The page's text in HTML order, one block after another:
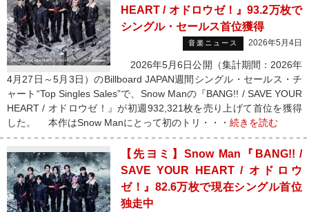
HEART / オドロウゼ！』93.2万枚で
シングル・セールス首位獲得
音楽ニュース 2026年5月4日
2026年5月6日公開（集計期間：2026年
4月27日～5月3日）のBillboard JAPAN週間シングル・セールス・チ
ャート“Top Singles Sales”で、Snow Manの『BANG!! / SAVE YOUR
HEART / オドロウゼ！』が初週932,321枚を売り上げて首位を獲得
した。 本作はSnow Manにとって初のトリ・・・ 続きを読む
【先ヨミ】Snow Man『BANG!! /
SAVE YOUR HEART / オドロウ
ゼ！』82.6万枚で現在シングル首位
独走中